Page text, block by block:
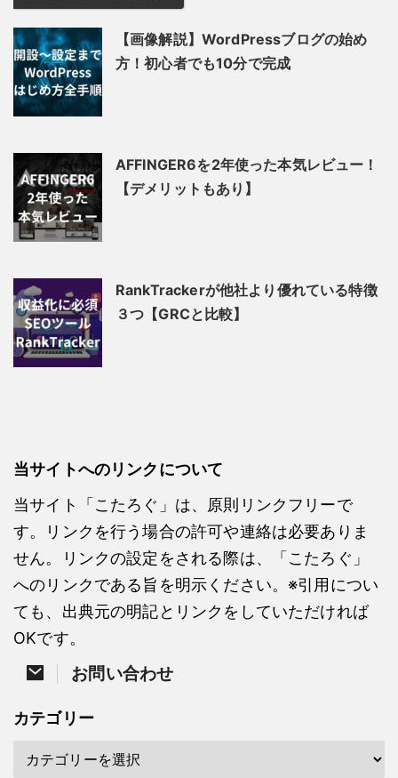
【画像解説】WordPressブログの始め
方！初心者でも10分で完成
AFFINGER6を2年使った本気レビュー！
【デメリットもあり】
RankTrackerが他社より優れている特徴
３つ【GRCと比較】
当サイトへのリンクについて
当サイト「こたろぐ」は、原則リンクフリーで
す。リンクを行う場合の許可や連絡は必要ありま
せん。リンクの設定をされる際は、「こたろぐ」
へのリンクである旨を明示ください。※引用につい
ても、出典元の明記とリンクをしていただければ
OKです。
お問い合わせ
カテゴリー